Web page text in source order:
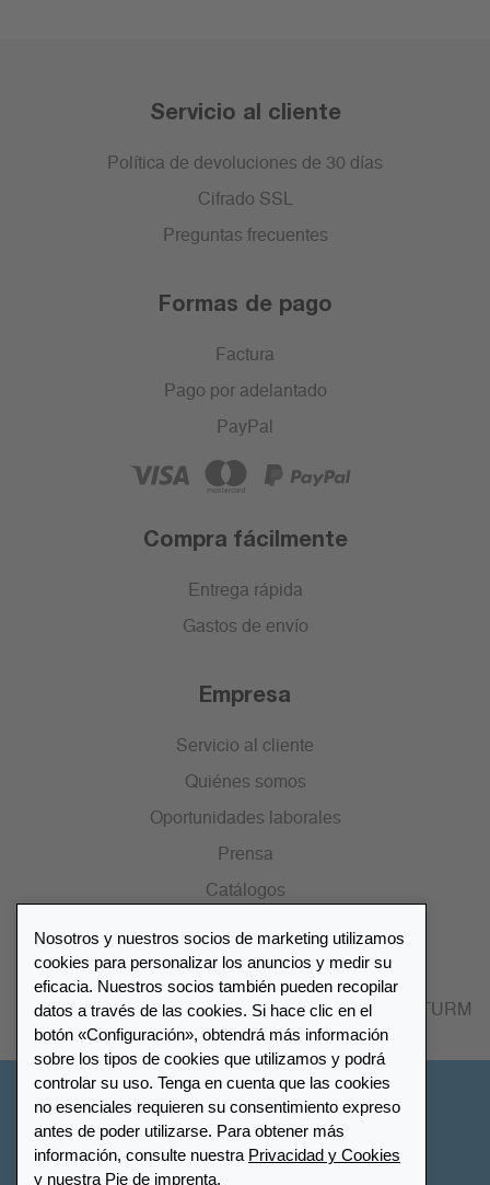
Servicio al cliente
Política de devoluciones de 30 días
Cifrado SSL
Preguntas frecuentes
Formas de pago
Factura
Pago por adelantado
PayPal
Compra fácilmente
Entrega rápida
Gastos de envío
Empresa
Servicio al cliente
Quiénes somos
Oportunidades laborales
Prensa
Catálogos
Lista de distribuidores
Encuentre su distribuidor más cercano LEUCHTTURM
Nosotros y nuestros socios de marketing utilizamos
cookies para personalizar los anuncios y medir su
eficacia. Nuestros socios también pueden recopilar
datos a través de las cookies. Si hace clic en el
botón «Configuración», obtendrá más información
sobre los tipos de cookies que utilizamos y podrá
controlar su uso. Tenga en cuenta que las cookies
no esenciales requieren su consentimiento expreso
antes de poder utilizarse. Para obtener más
información, consulte nuestra Privacidad y Cookies
y nuestra Pie de imprenta.
Configuración de cookies Privacidad y Cookies